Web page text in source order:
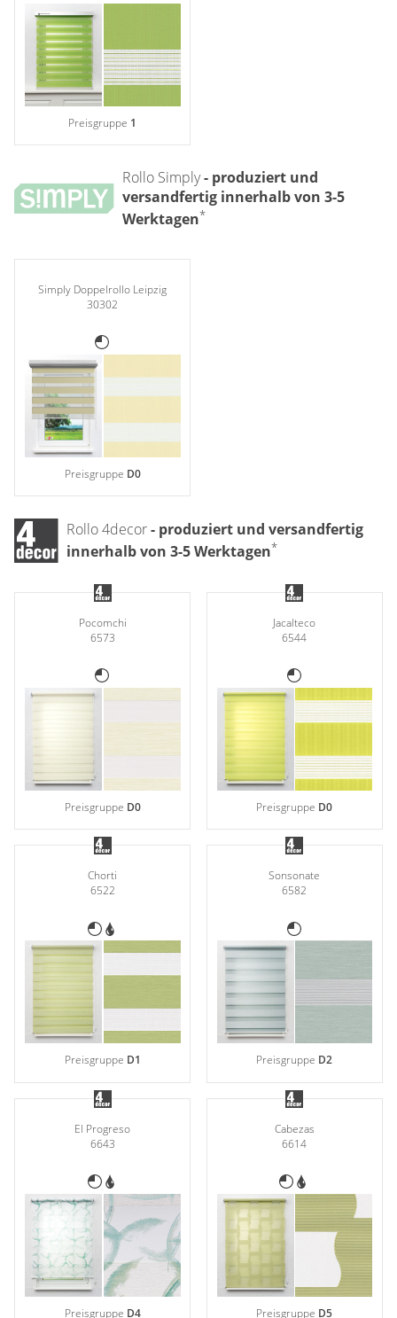
Gardinenstange
Stoffe
Panneaux
Preisgruppe 1
Rollo Simply- produziert und
versandfertig innerhalb von 3-5
Werktagen*
Simply Doppelrollo Leipzig
30302
Preisgruppe D0
Rollo 4decor- produziert und versandfertig
innerhalb von 3-5 Werktagen*
Pocomchi
6573
Preisgruppe D0
Jacalteco
6544
Preisgruppe D0
Chorti
6522
Preisgruppe D1
Sonsonate
6582
Preisgruppe D2
El Progreso
6643
Preisgruppe D4
Cabezas
6614
Preisgruppe D5